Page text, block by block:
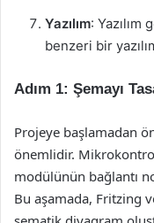
Yazılım:
benzeri bir
Adım 1: Şemayı
Projeye başlamadan
önemlidir.
modülünün bağlantı
Bu aşamada, Fritzing